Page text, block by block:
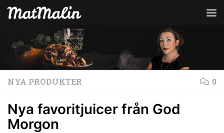
Hoppa till innehåll
NYA PRODUKTER 0
Nya favoritjuicer från God
Morgon